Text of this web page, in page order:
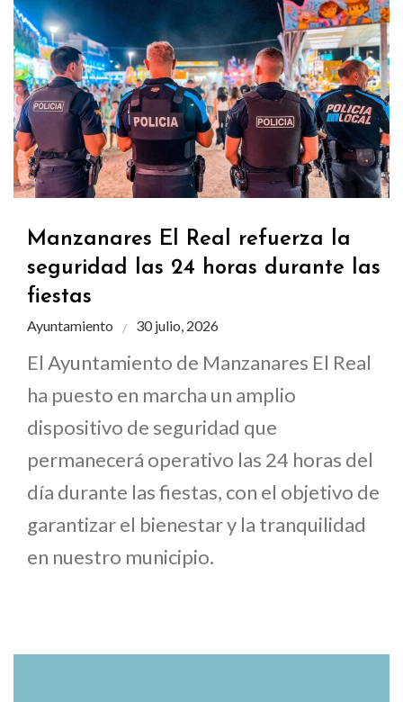
Manzanares El Real refuerza la
seguridad las 24 horas durante las
fiestas
Ayuntamiento 30 julio, 2026
El Ayuntamiento de Manzanares El Real
ha puesto en marcha un amplio
dispositivo de seguridad que
permanecerá operativo las 24 horas del
día durante las fiestas, con el objetivo de
garantizar el bienestar y la tranquilidad
en nuestro municipio.